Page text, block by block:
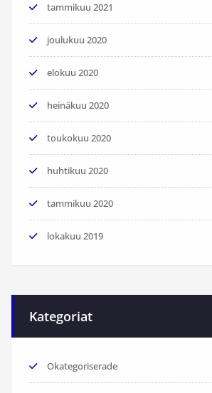
tammikuu 2021
joulukuu 2020
elokuu 2020
heinäkuu 2020
toukokuu 2020
huhtikuu 2020
tammikuu 2020
lokakuu 2019
Kategoriat
Okategoriserade